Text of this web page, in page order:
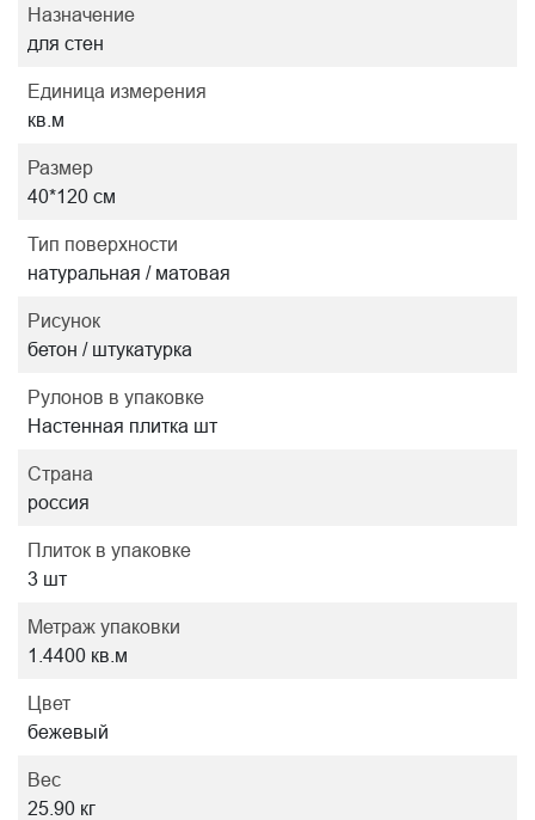
Назначение
для стен
Единица измерения
кв.м
Размер
40*120 см
Тип поверхности
натуральная / матовая
Рисунок
бетон / штукатурка
Рулонов в упаковке
Настенная плитка шт
Страна
россия
Плиток в упаковке
3 шт
Метраж упаковки
1.4400 кв.м
Цвет
бежевый
Вес
25.90 кг